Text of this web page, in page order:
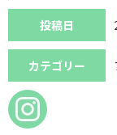
投稿日
カテゴリー